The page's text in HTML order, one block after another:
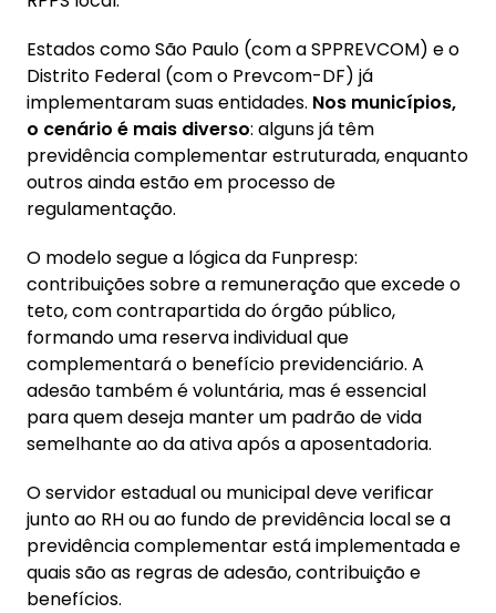
Estados como São Paulo (com a SPPREVCOM) e o
Distrito Federal (com o Prevcom-DF) já
implementaram suas entidades. Nos municípios,
o cenário é mais diverso: alguns já têm
previdência complementar estruturada, enquanto
outros ainda estão em processo de
regulamentação.
O modelo segue a lógica da Funpresp:
contribuições sobre a remuneração que excede o
teto, com contrapartida do órgão público,
formando uma reserva individual que
complementará o benefício previdenciário. A
adesão também é voluntária, mas é essencial
para quem deseja manter um padrão de vida
semelhante ao da ativa após a aposentadoria.
O servidor estadual ou municipal deve verificar
junto ao RH ou ao fundo de previdência local se a
previdência complementar está implementada e
quais são as regras de adesão, contribuição e
benefícios.